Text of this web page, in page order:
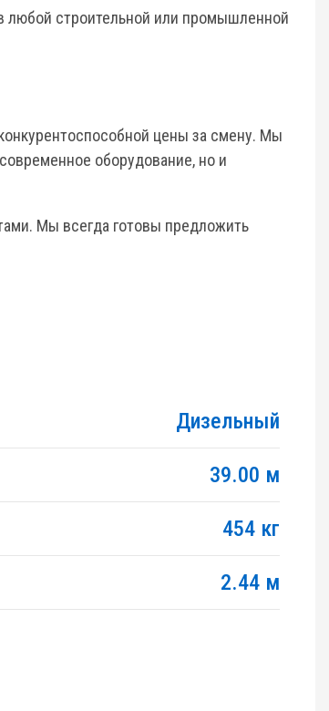
любой строительной или промышленной
цены за смену. Мы
оборудование, но и
Мы всегда готовы предложить
Дизельный
39.00 м
454 кг
2.44 м